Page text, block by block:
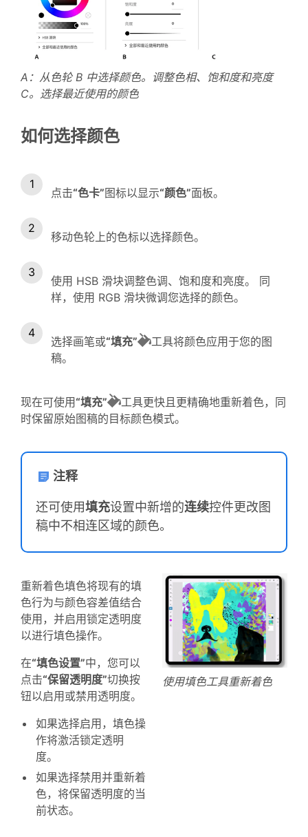
A：从色轮 B 中选择颜色。调整色相、饱和度和亮度
C。选择最近使用的颜色
如何选择颜色
点击“色卡”图标以显示“颜色”面板。
移动色轮上的色标以选择颜色。
使用 HSB 滑块调整色调、饱和度和亮度。 同
样，使用 RGB 滑块微调您选择的颜色。
选择画笔或“填充”
工具将颜色应用于您的图
稿。
现在可使用 “填充”
工具更快且更精确地重新着色，同
时保留原始图稿的目标颜色模式。
注释
还可使用填充设置中新增的连续控件更改图
稿中不相连区域的颜色。
重新着色填色将现有的填
色行为与颜色容差值结合
使用，并启用锁定透明度
以进行填色操作。
在“填色设置”中，您可以
点击“保留透明度”切换按
钮以启用或禁用透明度。
如果选择启用，填色操
作将激活锁定透明
度。
如果选择禁用并重新着
色，将保留透明度的当
前状态。
使用填色工具重新着色